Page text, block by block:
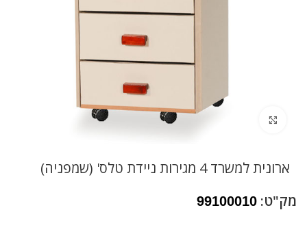
ארונית למשרד 4 מגירות ניידת טלס' (שמפניה)
מק"ט: 99100010